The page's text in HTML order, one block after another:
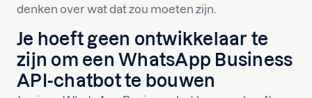
denken over wat dat zou moeten zijn.
Je hoeft geen ontwikkelaar te
zijn om een WhatsApp Business
API-chatbot te bouwen